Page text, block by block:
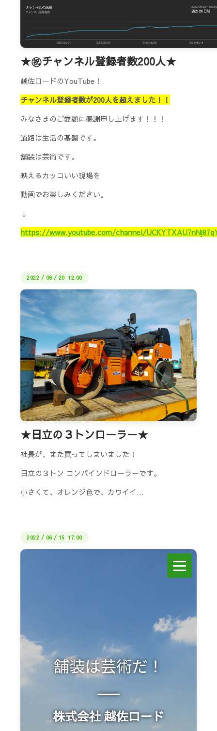
★㊗チャンネル登録者数200人★
越佐ロードのYouTube！
チャンネル登録者数が200人を超えました！！
みなさまのご愛顧に感謝申し上げます！！！
道路は生活の基盤です。
舗装は芸術です。
映えるカッコいい現場を
動画でお楽しみください。
↓
https://www.youtube.com/channel/
2022 / 06/ 20 12:00
★日立の３トンローラー★
社長が、また買ってしまいました！
日立の３トン コンバインドローラーです。
小さくて、オレンジ色で、カワイイ…
2022 / 06/ 15 17:00